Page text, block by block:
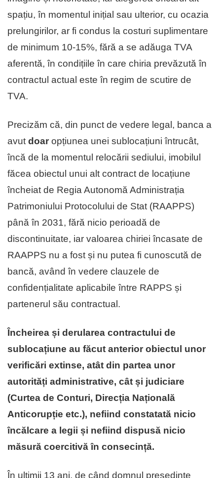
spațiu, în momentul inițial sau ulterior, cu ocazia
prelungirilor, ar fi condus la costuri suplimentare
de minimum 10-15%, fără a se adăuga TVA
aferentă, în condițiile în care chiria prevăzută în
contractul actual este în regim de scutire de
TVA.
Precizăm că, din punct de vedere legal, banca a
avut doar opțiunea unei sublocațiuni întrucât,
încă de la momentul relocării sediului, imobilul
făcea obiectul unui alt contract de locațiune
încheiat de Regia Autonomă Administrația
Patrimoniului Protocolului de Stat (RAAPPS)
până în 2031, fără nicio perioadă de
discontinuitate, iar valoarea chiriei încasate de
RAAPPS nu a fost și nu putea fi cunoscută de
bancă, având în vedere clauzele de
confidențialitate aplicabile între RAPPS și
partenerul său contractual.
Încheirea și derularea contractului de
sublocațiune au făcut anterior obiectul unor
verificări extinse, atât din partea unor
autorități administrative, cât și judiciare
(Curtea de Conturi, Direcția Națională
Anticorupție etc.), nefiind constatată nicio
încălcare a legii și nefiind dispusă nicio
măsură coercitivă în consecință.
În ultimii 13 ani, de când domnul președinte